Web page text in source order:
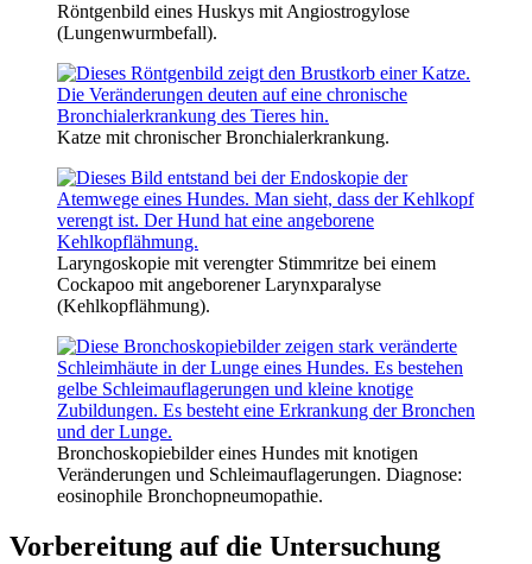
Röntgenbild eines Huskys mit Angiostrogylose
(Lungenwurmbefall).
Katze mit chronischer Bronchialerkrankung.
Laryngoskopie mit verengter Stimmritze bei einem
Cockapoo mit angeborener Larynxparalyse
(Kehlkopflähmung).
Bronchoskopiebilder eines Hundes mit knotigen
Veränderungen und Schleimauflagerungen. Diagnose:
eosinophile Bronchopneumopathie.
Vorbereitung auf die Untersuchung